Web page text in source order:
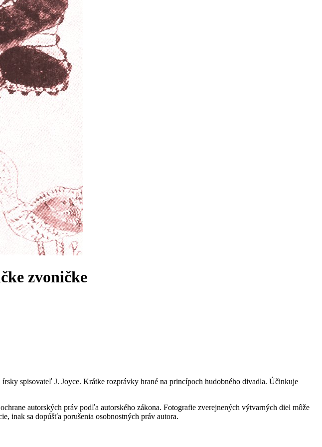
zvoničke
spisovateľ J. Joyce. Krátke rozprávky hrané na princípoch hudobného divadla. Účinkuje
autorských práv podľa autorského zákona. Fotografie zverejnených výtvarných diel môže
inak sa dopúšťa porušenia osobnostných práv autora.